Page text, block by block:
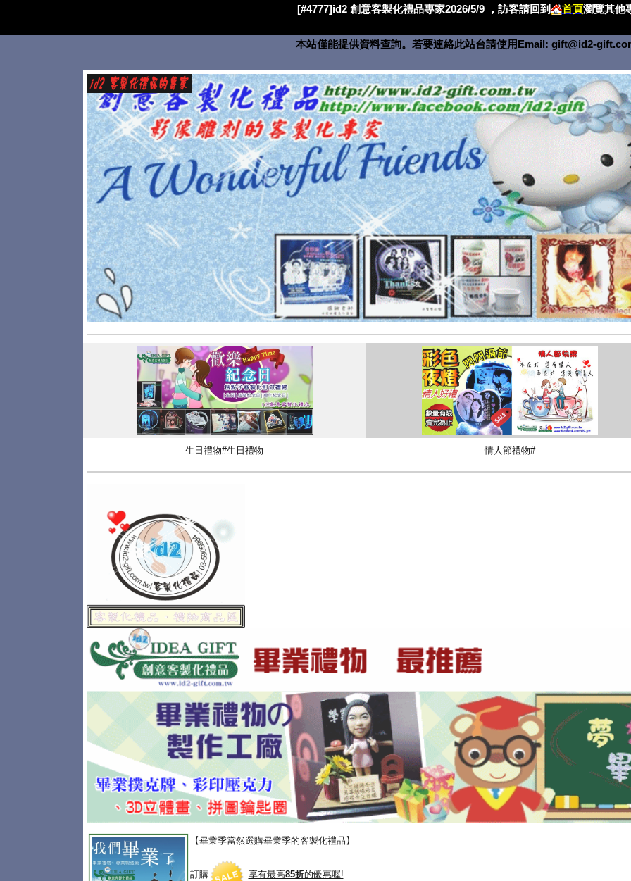
[#4777]id2 創意客製化禮品專家2026/5/9 ，訪客請回到 首頁瀏覽其他
本站僅能提供資料查詢。若要連絡此站台請使用Email: gift@id2-
生日禮物#生日禮物 情人節禮物#
【畢業季當然選購畢業季的客製化禮品】
訂購 享有最高85折的優惠喔!